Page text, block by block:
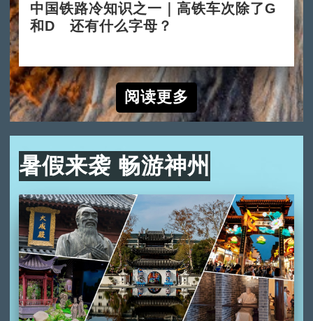
中国铁路冷知识之一｜高铁车次除了G
和D 还有什么字母？
阅读更多
暑假来袭 畅游神州